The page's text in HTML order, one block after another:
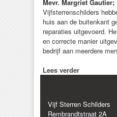
Mevr. Margriet Gautier;
Vijfsterrenschilders
huis aan de buitenkant
reparaties uitgevoerd.
en correcte manier
bedrijf aan meerdere
Lees verder
Vijf Sterren Schilders
Rembrandtstraat 2A